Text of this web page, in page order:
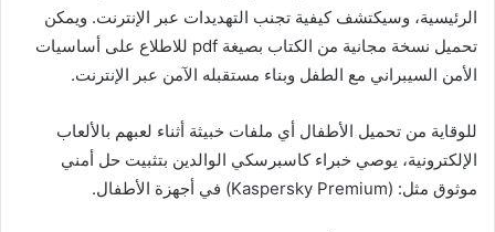
الرئيسية، وسيكتشف كيفية تجنب التهديدات عبر الإنترنت. ويمكن
تحميل نسخة مجانية من الكتاب بصيغة pdf للاطلاع على أساسيات
الأمن السيبراني مع الطفل وبناء مستقبله الآمن عبر الإنترنت.
للوقاية من تحميل الأطفال أي ملفات خبيثة أثناء لعبهم بالألعاب
الإلكترونية، يوصي خبراء كاسبرسكي الوالدين بتثبيت حل أمني
موثوق مثل: (Kaspersky Premium) في أجهزة الأطفال.